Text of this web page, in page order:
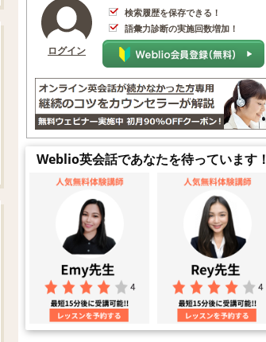
ログイン
検索履歴を保存できる！
語彙力診断の実施回数増加！
Weblio英会話であなたを待っています！